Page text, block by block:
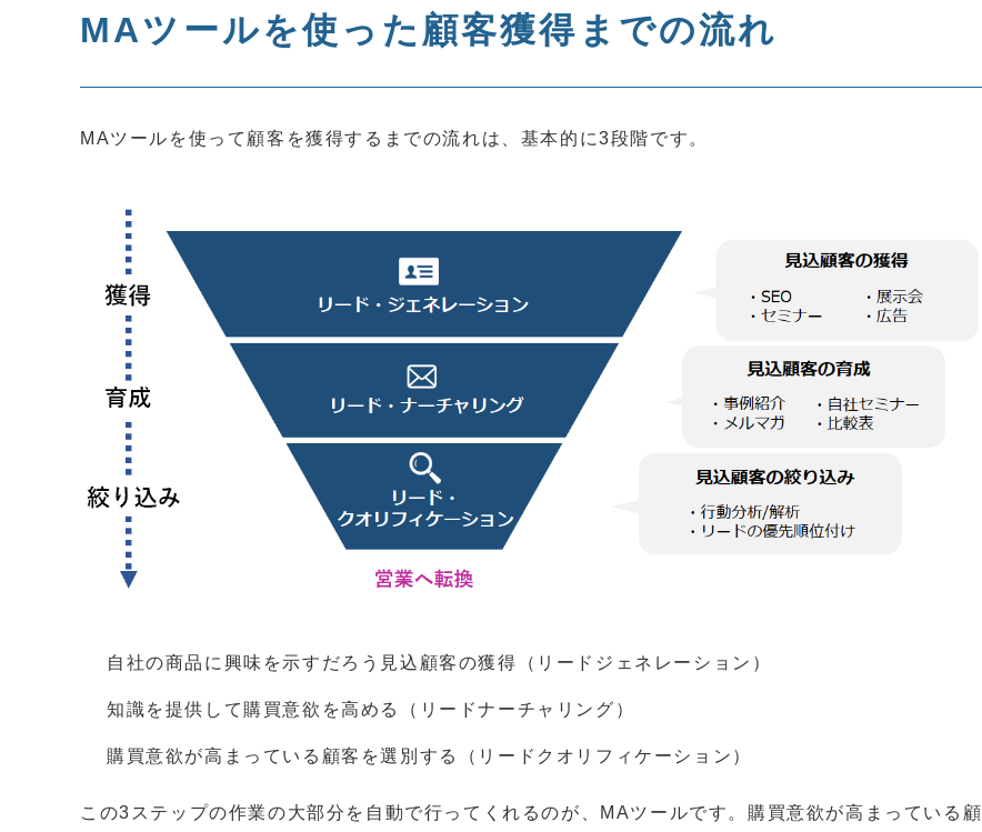
MAツールを使った顧客獲得までの流れ
MAツールを使って顧客を獲得するまでの流れは、基本的に3段階です。
自社の商品に興味を示すだろう見込顧客の獲得（リードジェネレーション）
知識を提供して購買意欲を高める（リードナーチャリング）
購買意欲が高まっている顧客を選別する（リードクオリフィケーション）
この3ステップの作業の大部分を自動で行ってくれるのが、MAツールです。購買意欲が高まっている顧